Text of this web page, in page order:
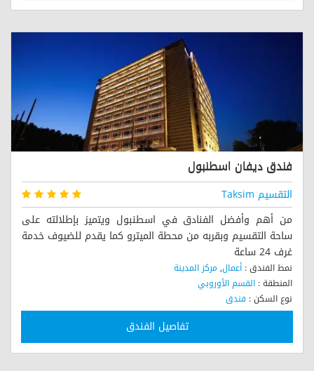
فندق ديفان اسطنبول
التقسيم Taksim
من أهم وأفضل الفنادق في اسطنبول ويتميز بإطلالته على
ساحة التقسيم وبقربه من محطة الميترو كما يقدم للضيوف خدمة
غرف 24 ساعة
نمط الفندق : أعمال, مركز المدينة
المنطقة : القسم الأوروبي
نوع السكن : فندق
وسوم :ديفان,فنادق في تقسيم,سلاسل فندقية
تفاصيل الفندق